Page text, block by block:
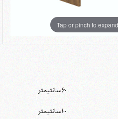
Tap or pinch to expand
60سانتیمتر
100سانتیمتر